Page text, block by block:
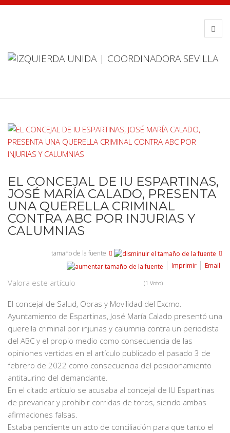
EL CONCEJAL DE IU ESPARTINAS,
JOSÉ MARÍA CALADO, PRESENTA
UNA QUERELLA CRIMINAL
CONTRA ABC POR INJURIAS Y
CALUMNIAS
tamaño de la fuente
Imprimir
Email
Valora este artículo (1 Voto)
El concejal de Salud, Obras y Movilidad del Excmo.
Ayuntamiento de Espartinas, José María Calado presentó una
querella criminal por injurias y calumnia contra un periodista
del ABC y el propio medio como consecuencia de las
opiniones vertidas en el artículo publicado el pasado 3 de
febrero de 2022 como consecuencia del posicionamiento
antitaurino del demandante.
En el citado artículo se acusaba al concejal de IU Espartinas
de prevaricar y prohibir corridas de toros, siendo ambas
afirmaciones falsas.
Estaba pendiente un acto de conciliación para que tanto el